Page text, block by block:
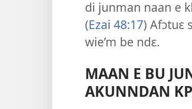
di junman naan e
(Ezai 48:17) Afɔtuɛ
wie’m be ndɛ.
MAAN E BU
AKUNNDAN